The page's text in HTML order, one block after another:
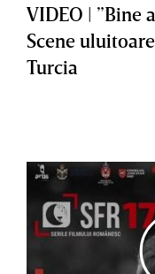
VIDEO | ”Bine
Scene
Turcia